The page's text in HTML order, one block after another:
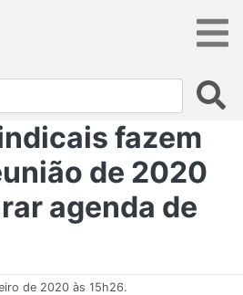
fazem
de 2020
agenda de
de 2020 às 15h26.